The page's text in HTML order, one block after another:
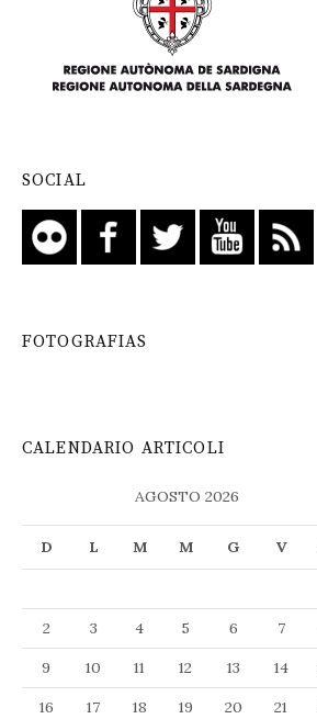
SOCIAL
FOTOGRAFIAS
CALENDARIO ARTICOLI
AGOSTO 2026
D L M M G V
2
3 4 5 6 7
9
10 11 12 13 14
16
17 18 19 20 21